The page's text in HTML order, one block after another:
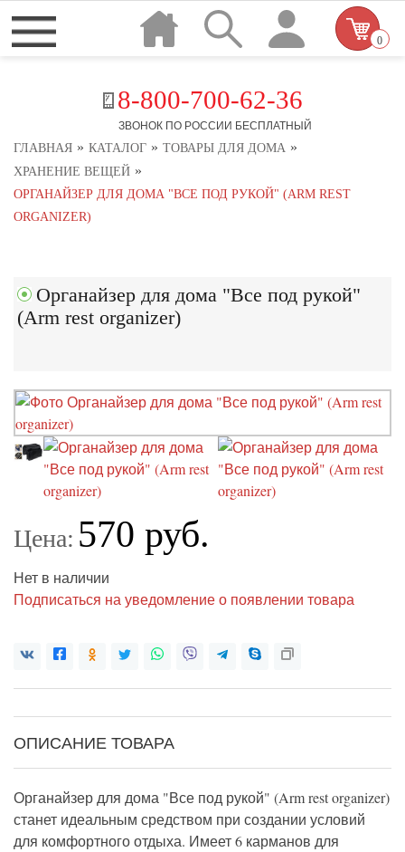
8-800-700-62-36
ЗВОНОК ПО РОССИИ БЕСПЛАТНЫЙ
0
ГЛАВНАЯ » КАТАЛОГ » ТОВАРЫ ДЛЯ ДОМА »
ХРАНЕНИЕ ВЕЩЕЙ »
ОРГАНАЙЗЕР ДЛЯ ДОМА "ВСЕ ПОД РУКОЙ" (ARM REST
ORGANIZER)
Органайзер для дома "Все под рукой"
(Arm rest organizer)
Цена: 570 руб.
Нет в наличии
Подписаться на уведомление о появлении товара
ОПИСАНИЕ ТОВАРА
Органайзер для дома "Все под рукой" (Arm rest organizer)
станет идеальным средством при создании условий
для комфортного отдыха. Имеет 6 карманов для